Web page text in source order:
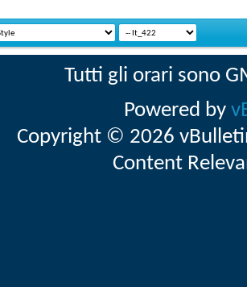
Tutti gli orari sono
Powered by
Copyright © 2026
Content